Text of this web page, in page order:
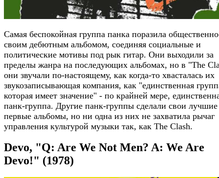
Самая беспокойная группа панка поразила
своим дебютным альбомом, соединяя социальные и
политические мотивы под рык гитар. Они выходили за
пределы жанра на последующих альбомах, но в "The
они звучали по-настоящему, как когда-то хвасталась их
звукозаписывающая компания, как "единственная
которая имеет значение" - по крайней мере,
панк-группа. Другие панк-группы сделали свои лучшие
первые альбомы, но ни одна из них не захватила рычаг
управления культурой музыки так, как The Clash.
Devo, "Q: Are We Not Men? A: We Are
Devo!" (1978)